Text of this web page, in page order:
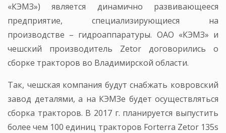
«КЭМЗ») является динамично развивающееся
предприятие, специализирующиеся на
производстве – гидроаппаратуры. ОАО «КЭМЗ» и
чешский производитель Zetor договорились о
сборке тракторов во Владимирской области.
Так, чешская компания будут снабжать ковровский
завод деталями, а на КЭМЗе будет осуществляться
сборка тракторов. В 2017 г. планируется выпустить
более чем 100 единиц тракторов Forterra Zetor 135s